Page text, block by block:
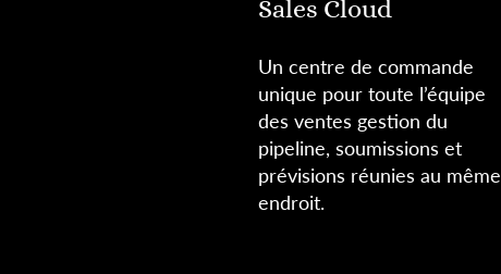
Sales Cloud
Un centre de commande
unique pour toute l’équipe
des ventes gestion du
pipeline, soumissions et
prévisions réunies au même
endroit.